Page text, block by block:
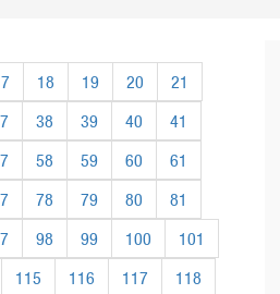
18 19 20
21
38 39 40
41
58 59 60
61
78 79 80
81
98 99 100
101
115 116 117
118